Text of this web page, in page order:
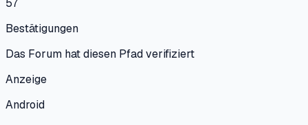
57
Bestätigungen
Das Forum hat diesen Pfad verifiziert
Anzeige
Android